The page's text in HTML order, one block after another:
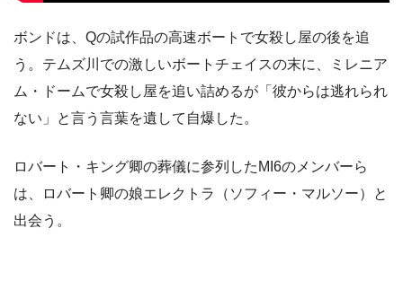
ボンドは、Qの試作品の高速ボートで女殺し屋の後を追
う。テムズ川での激しいボートチェイスの末に、ミレニア
ム・ドームで女殺し屋を追い詰めるが「彼からは逃れられ
ない」と言う言葉を遺して自爆した。
ロバート・キング卿の葬儀に参列したMI6のメンバーら
は、ロバート卿の娘エレクトラ（ソフィー・マルソー）と
出会う。